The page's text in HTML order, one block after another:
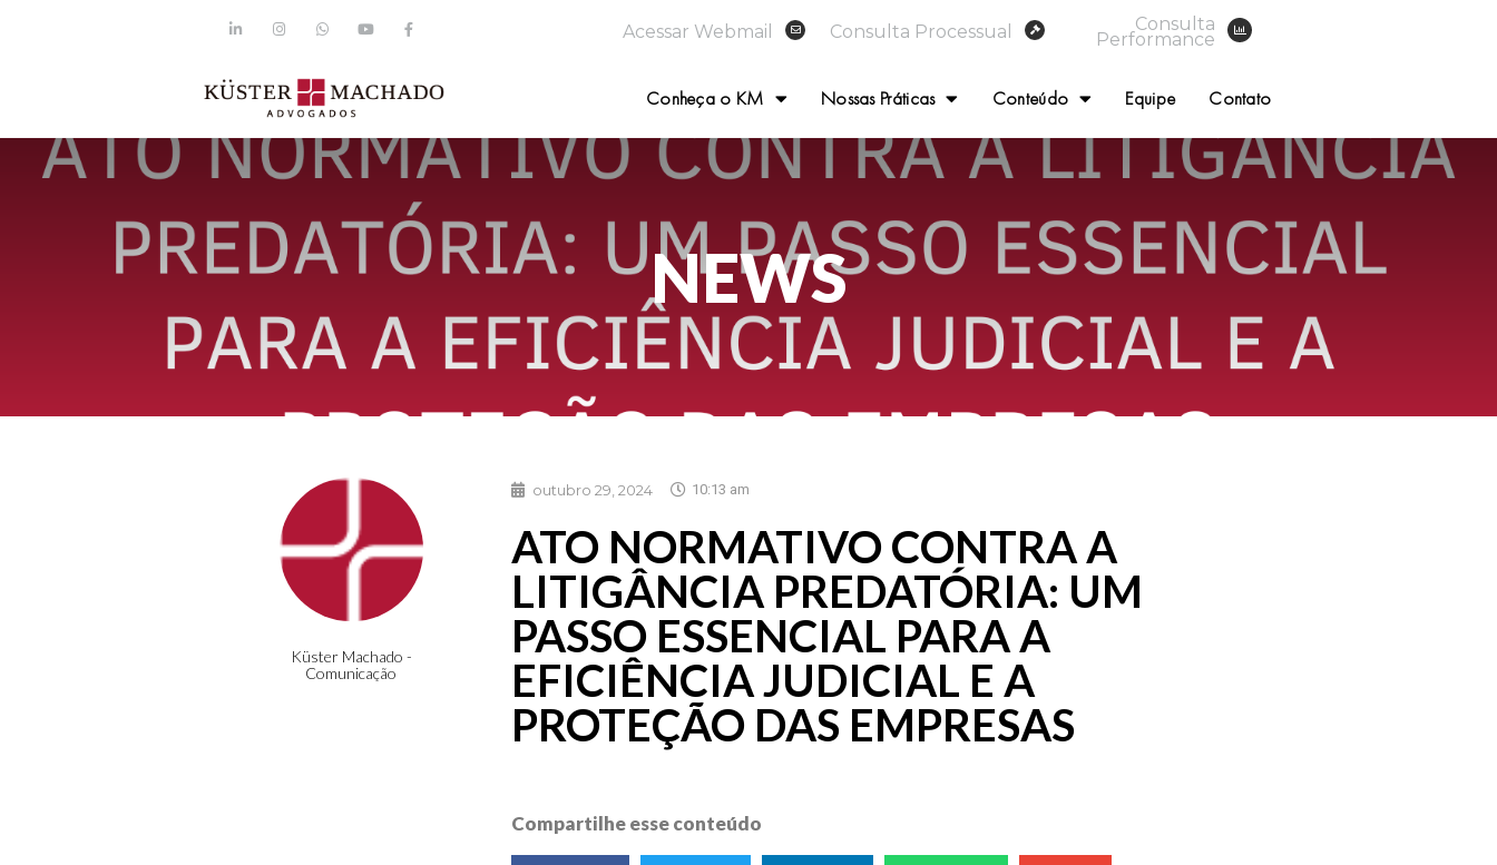
Acessar Webmail Consulta Processual Consulta
Performance
Conheça o KM Nossas Práticas Conteúdo Equipe Contato
NEWS
Küster Machado -
Comunicação
outubro 29, 2024 10:13 am
ATO NORMATIVO CONTRA A
LITIGÂNCIA PREDATÓRIA: UM
PASSO ESSENCIAL PARA A
EFICIÊNCIA JUDICIAL E A
PROTEÇÃO DAS EMPRESAS
Compartilhe esse conteúdo